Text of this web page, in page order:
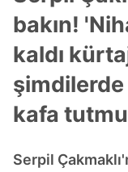
bakın!
kaldı
şimdilerde
kafa
Serpil